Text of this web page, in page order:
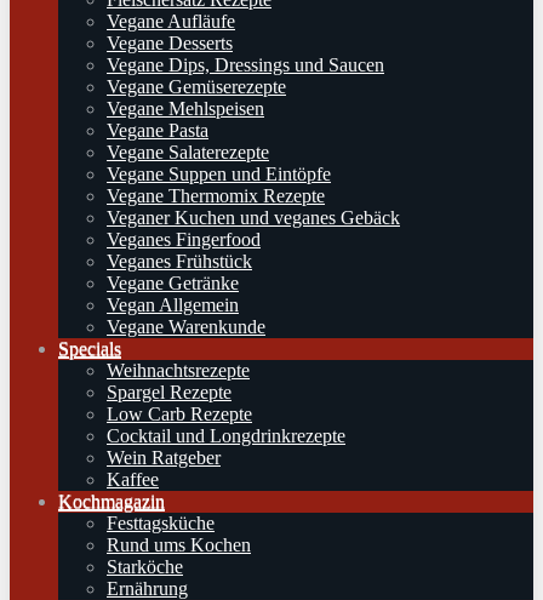
Vegane Aufläufe
Vegane Desserts
Vegane Dips, Dressings und Saucen
Vegane Gemüserezepte
Vegane Mehlspeisen
Vegane Pasta
Vegane Salaterezepte
Vegane Suppen und Eintöpfe
Vegane Thermomix Rezepte
Veganer Kuchen und veganes Gebäck
Veganes Fingerfood
Veganes Frühstück
Vegane Getränke
Vegan Allgemein
Vegane Warenkunde
Specials
Weihnachtsrezepte
Spargel Rezepte
Low Carb Rezepte
Cocktail und Longdrinkrezepte
Wein Ratgeber
Kaffee
Kochmagazin
Festtagsküche
Rund ums Kochen
Starköche
Ernährung